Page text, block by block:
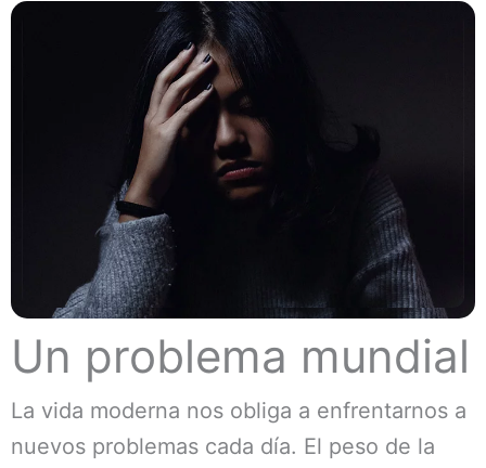
Un problema mundial
La vida moderna nos obliga a enfrentarnos a
nuevos problemas cada día. El peso de la